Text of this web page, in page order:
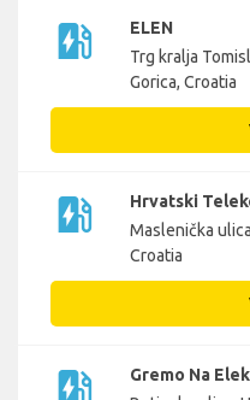
ev_station
ELEN
Trg kralja
Gorica, Croatia
ev_station
Hrvatski
Maslenička
Croatia
ev_station
Gremo Na